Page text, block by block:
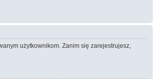
użytkownikom. Zanim się zarejestrujesz,